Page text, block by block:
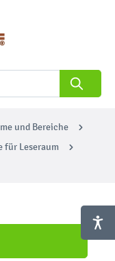
und Bereiche
für Leseraum